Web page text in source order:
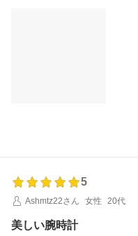
5
Ashmtz22さん
女性 20代
美しい腕時計